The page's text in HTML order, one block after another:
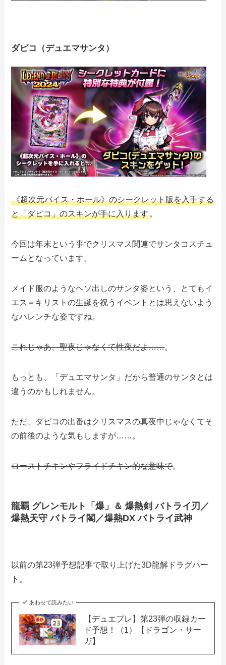
ダピコ（デュエマサンタ）
《超次元バイス・ホール》のシークレット版を入手する
と「ダピコ」のスキンが手に入ります 。
今回は年末という事でクリスマス関連でサンタコスチュ
ームとなっています。
メイド服のようなヘソ出しのサンタ姿という、とてもイ
エス＝キリストの生誕を祝うイベントとは思えないよう
なハレンチな姿ですね。
これじゃあ、聖夜じゃなくて性夜だよ……。
もっとも、「デュエマサンタ」だから普通のサンタとは
違うのかもしれません。
ただ、ダピコの出番はクリスマスの真夜中じゃなくてそ
の前後のような気もしますが……。
ローストチキンやフライドチキン的な意味で。
龍覇 グレンモルト「爆」＆ 爆熱剣 バトライ刃／
爆熱天守 バトライ閣／爆熱DX バトライ武神
以前の第23弾予想記事で取り上げた3D龍解ドラグハー
ト。
あわせて読みたい
【デュエプレ】第23弾の収録カー
ド予想！（1）【ドラゴン・サー
ガ】